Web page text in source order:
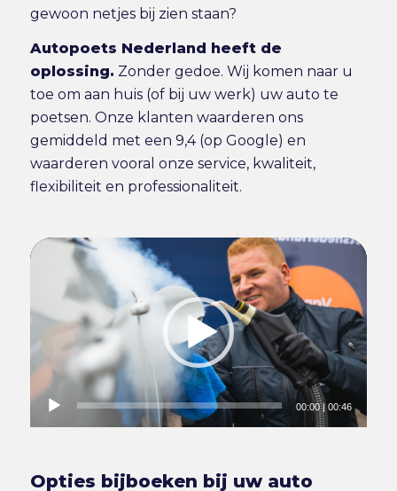
gewoon netjes bij zien staan?
Autopoets Nederland heeft de
oplossing. Zonder gedoe. Wij komen naar u
toe om aan huis (of bij uw werk) uw auto te
poetsen. Onze klanten waarderen ons
gemiddeld met een 9,4 (op Google) en
waarderen vooral onze service, kwaliteit,
flexibiliteit en professionaliteit.
00:00|00:46
Opties bijboeken bij uw auto